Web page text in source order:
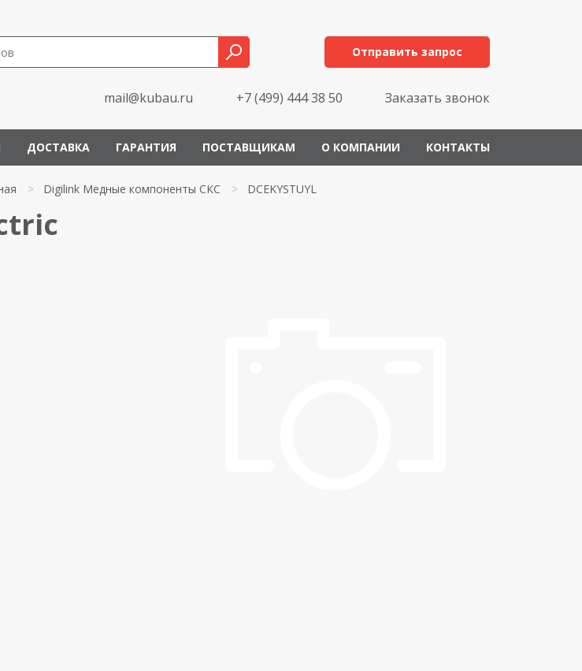
Отправить запрос
mail@kubau.ru +7 (499) 444 38 50 Заказать звонок
ДОСТАВКА ГАРАНТИЯ ПОСТАВЩИКАМ О КОМПАНИИ КОНТАКТЫ
> Digilink Медные компоненты СКС > DCEKYSTUYL